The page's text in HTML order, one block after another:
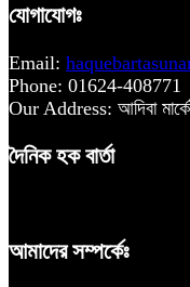
যোগাযোগঃ
Email:
Phone: 01624-408771
Our Address: আদিবা
দৈনিক হক বার্তা
আমাদের সম্পর্কেঃ